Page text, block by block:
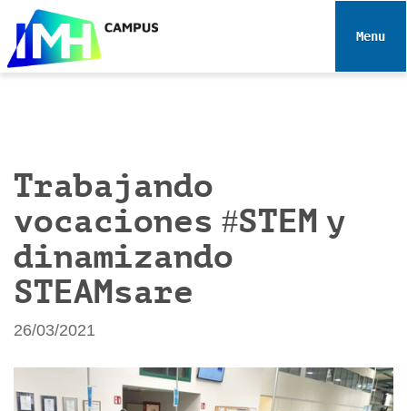
e
Toggle
Trabajando
vocaciones #STEM y
dinamizando
STEAMsare
26/03/2021